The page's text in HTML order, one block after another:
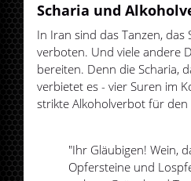
Scharia und
In Iran sind das Tanzen, das
verboten. Und viele andere
bereiten. Denn die Scharia,
verbietet es - vier Suren im
strikte Alkoholverbot für den
"Ihr Gläubigen! Wein,
Opfersteine und